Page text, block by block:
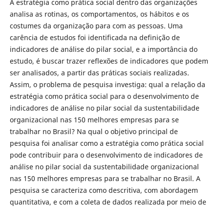
A estratégia como prática social dentro das organizações
analisa as rotinas, os comportamentos, os hábitos e os
costumes da organização para com as pessoas. Uma
carência de estudos foi identificada na definição de
indicadores de análise do pilar social, e a importância do
estudo, é buscar trazer reflexões de indicadores que podem
ser analisados, a partir das práticas sociais realizadas.
Assim, o problema de pesquisa investiga: qual a relação da
estratégia como prática social para o desenvolvimento de
indicadores de análise no pilar social da sustentabilidade
organizacional nas 150 melhores empresas para se
trabalhar no Brasil? Na qual o objetivo principal de
pesquisa foi analisar como a estratégia como prática social
pode contribuir para o desenvolvimento de indicadores de
análise no pilar social da sustentabilidade organizacional
nas 150 melhores empresas para se trabalhar no Brasil. A
pesquisa se caracteriza como descritiva, com abordagem
quantitativa, e com a coleta de dados realizada por meio de